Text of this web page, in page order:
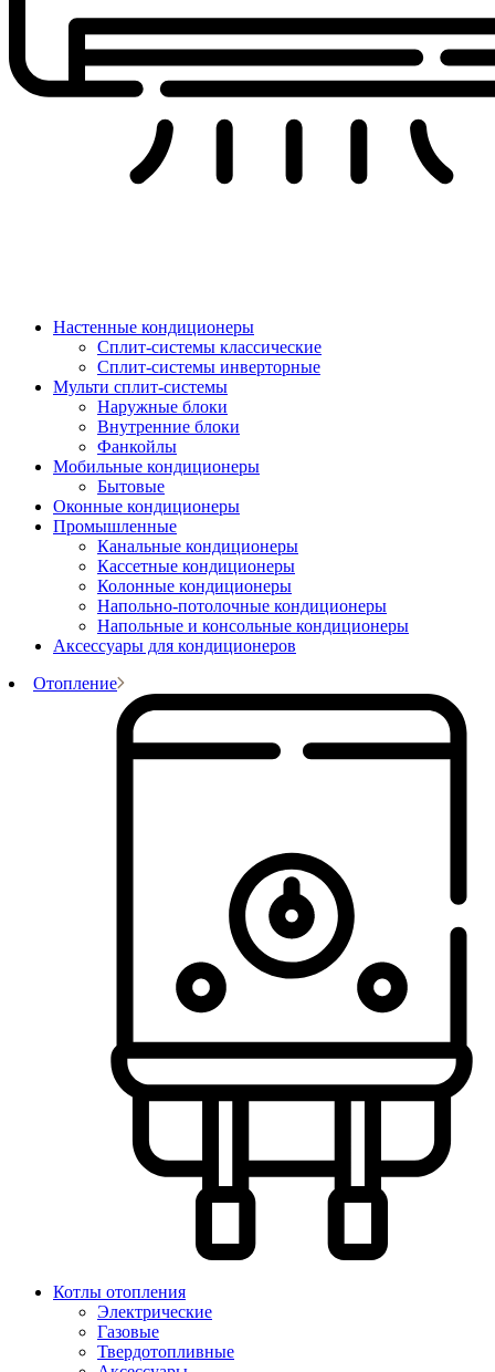
Настенные кондиционеры
Сплит-системы классические
Сплит-системы инверторные
Мульти сплит-системы
Наружные блоки
Внутренние блоки
Фанкойлы
Мобильные кондиционеры
Бытовые
Оконные кондиционеры
Промышленные
Канальные кондиционеры
Кассетные кондиционеры
Колонные кондиционеры
Напольно-потолочные кондиционеры
Напольные и консольные кондиционеры
Аксессуары для кондиционеров
Отопление
Котлы отопления
Электрические
Газовые
Твердотопливные